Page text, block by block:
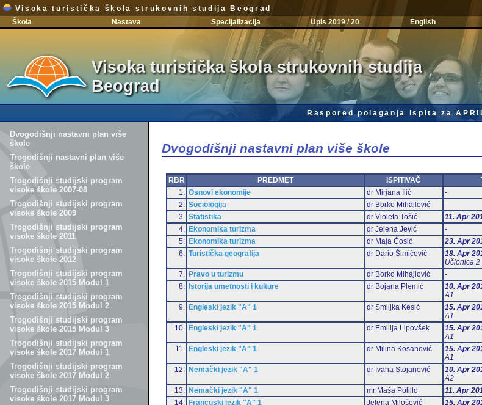
Visoka turistička škola strukovnih studija Beograd
Škola
Nastava Specijalizacija Upis 2019 / 20 English
Visoka turistička škola strukovnih studija
Beograd
Raspored polaganja ispita za
Dvogodišnji nastavni plan više
škole
Trogodišnji nastavni plan više
škole
Trogodišnji studijski program
visoke škole 2007-08
Trogodišnji studijski program
visoke škole 2009
Trogodišnji studijski program
visoke škole 2011
Trogodišnji studijski program
visoke škole 2012
Trogodišnji studijski program
visoke škole 2015 Modul 1
Trogodišnji studijski program
visoke škole 2015 Modul 2
Trogodišnji studijski program
visoke škole 2015 Modul 3
Trogodišnji studijski program
visoke škole 2017 Modul 1
Trogodišnji studijski program
visoke škole 2017 Modul 2
Trogodišnji studijski program
visoke škole 2017 Modul 3
Dvogodišnji nastavni plan više škole
RBR PREDMET ISPITIVAČ
1.
Osnovi ekonomije dr Mirjana Ilić
-
2.
Sociologija dr Borko Mihajlović
-
3.
Statistika dr Violeta Tošić 11. Apr
4.
Ekonomika turizma dr Jelena Jević
-
5.
Ekonomika turizma dr Maja Ćosić 23. Apr
6.
Turistička geografija dr Dario Šimičević 18. Apr
Učionica 2
7.
Pravo u turizmu dr Borko Mihajlović
-
8.
Istorija umetnosti i kulture dr Bojana Plemić 10. Apr
А1
9.
Engleski jezik "A" 1 dr Smiljka Kesić 15. Apr
А1
10.
Engleski jezik "A" 1 dr Emilija Lipovšek 15. Apr
А1
11.
Engleski jezik "A" 1 dr Milina Kosanović 15. Apr
А1
12.
Nemački jezik "A" 1 dr Ivana Stojanović 10. Apr
А2
13.
Nemački jezik "A" 1 mr Maša Polillo 11. Apr
14.
Francuski jezik "A" 1 Jelena Milošević 15. Apr